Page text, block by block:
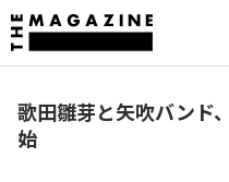
歌田雛芽と矢吹バンド
始